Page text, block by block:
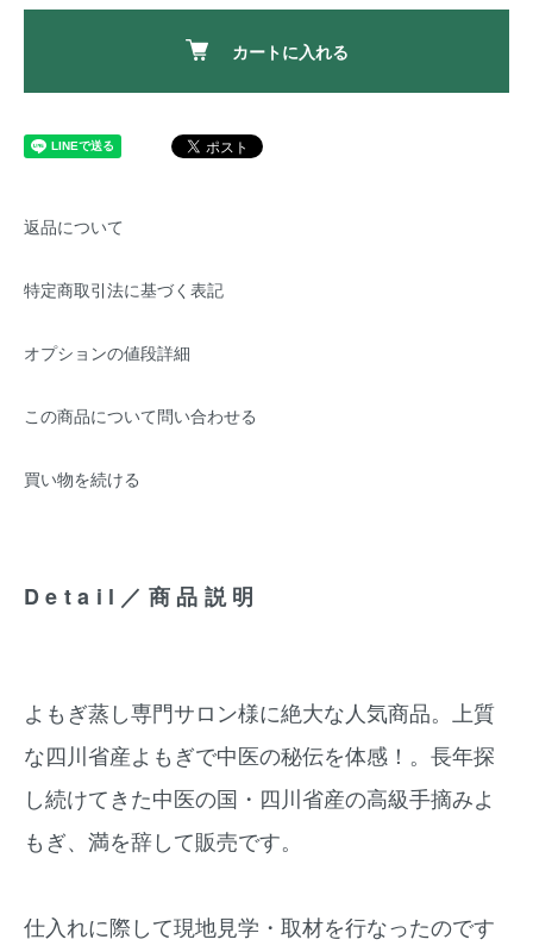
カートに入れる
返品について
特定商取引法に基づく表記
オプションの値段詳細
この商品について問い合わせる
買い物を続ける
Detail／商品説明
よもぎ蒸し専門サロン様に絶大な人気商品。上質
な四川省産よもぎで中医の秘伝を体感！。長年探
し続けてきた中医の国・四川省産の高級手摘みよ
もぎ、満を辞して販売です。
仕入れに際して現地見学・取材を行なったのです